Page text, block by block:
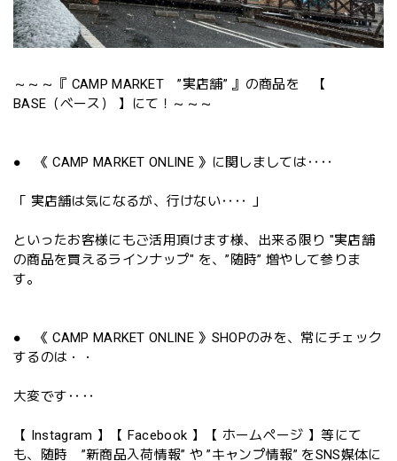
～～～『 CAMP MARKET ”実店舗” 』の商品を 【
BASE（ベース） 】にて！～～～
● 《 CAMP MARKET ONLINE 》に関しましては‥‥
「 実店舗は気になるが、行けない‥‥ 」
といったお客様にもご活用頂けます様、出来る限り "実店舗
の商品を買えるラインナップ" を、”随時” 増やして参りま
す。
● 《 CAMP MARKET ONLINE 》SHOPのみを、常にチェック
するのは・・
大変です‥‥
【 Instagram 】【 Facebook 】【 ホームページ 】等にて
も、随時 ”新商品入荷情報” や ”キャンプ情報” をSNS媒体に